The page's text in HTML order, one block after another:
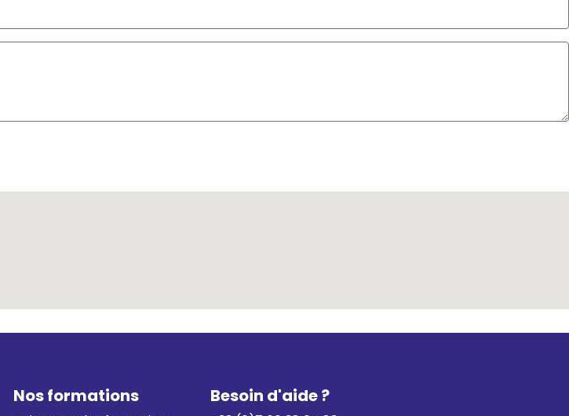
Nos formations Besoin d'aide ?